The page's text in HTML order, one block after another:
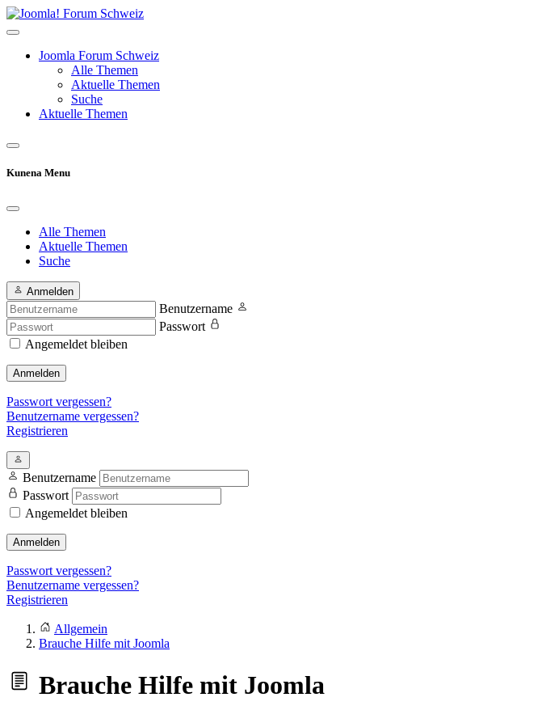
Joomla Forum Schweiz
Alle Themen
Aktuelle Themen
Suche
Aktuelle Themen
Kunena Menu
Alle Themen
Aktuelle Themen
Suche
Anmelden
Benutzername
Passwort
Angemeldet bleiben
Anmelden
Passwort vergessen?
Benutzername vergessen?
Registrieren
Benutzername
Passwort
Angemeldet bleiben
Anmelden
Passwort vergessen?
Benutzername vergessen?
Registrieren
Allgemein
Brauche Hilfe mit Joomla
Brauche Hilfe mit Joomla